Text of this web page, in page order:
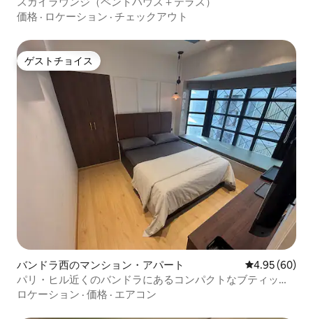
価格 · ロケーション · チェックアウト
ゲストチョイス
ゲストチョイス
バンドラ西のマンション・アパート レビュー60
4.95 (60)
パリ・ヒル近くのバンドラにあるコンパクトなブティック
スタジオ
ロケーション · 価格 · エアコン